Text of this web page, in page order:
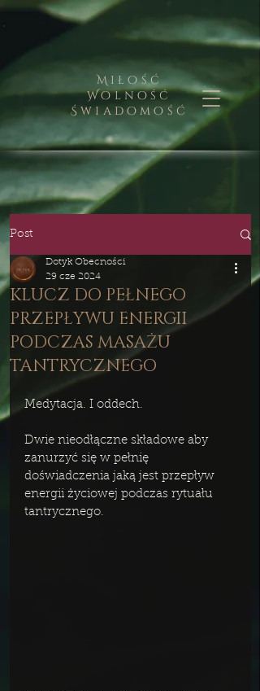
Miłość
Wolność
Świadomość
Post
KLUCZ DO PEŁNEGO
PRZEPŁYWU ENERGII
PODCZAS MASAŻU
TANTRYCZNEGO
Dotyk Obecności
29 cze 2024
Medytacja. I oddech.
Dwie nieodłączne składowe aby
zanurzyć się w pełnię
doświadczenia jaką jest przepływ
energii życiowej podczas rytuału
tantrycznego.